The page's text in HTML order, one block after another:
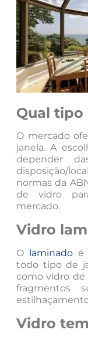
Qual tipo
O mercado
janela. A
depender
disposição/
normas da
de vidro
mercado.
Vidro
O laminadoé
todo tipo de
como vidro de
fragmentos
Vidro